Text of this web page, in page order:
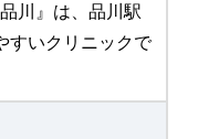
川』は、品川駅
すいクリニックで